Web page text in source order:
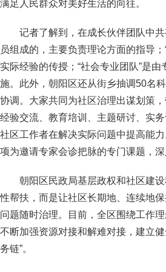
满足人民群众对美好生活的向往。
记者了解到，在成长伙伴团队中
员组成的，主要负责理论方面的指导
实际经验的传授；“社会专业团队”是
施。此外，朝阳区还从街乡抽调50名
协调。大家共同为社区治理出谋划策
经验交流、教育培训、主题研讨、实
社区工作者在解决实际问题中提高能
项为邀请专家会诊把脉的专门课题，深
朝阳区民政局基层政权和社区建
性帮扶，而是让社区长期地、连续地
问题随时治理。目前，全区围绕工作
不断加强资源对接和解难对接，建立
务链”。